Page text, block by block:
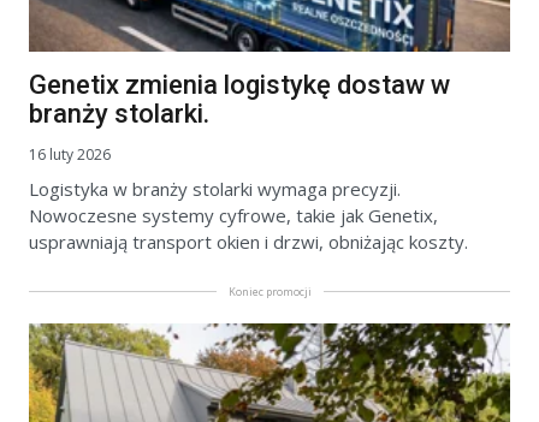
Genetix zmienia logistykę dostaw w
branży stolarki.
16 luty 2026
Logistyka w branży stolarki wymaga precyzji.
Nowoczesne systemy cyfrowe, takie jak Genetix,
usprawniają transport okien i drzwi, obniżając koszty.
Koniec promocji